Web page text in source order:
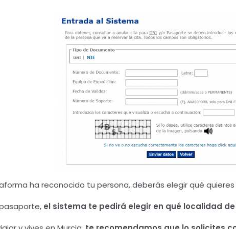
ha reconocido tu persona, deberás elegir qué quieres
el sistema te pedirá elegir en qué localidad de